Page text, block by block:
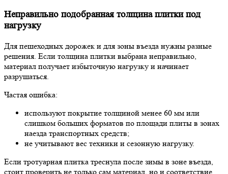
Неправильно подобранная толщина плитки под
нагрузку
Для пешеходных дорожек и для зоны въезда нужны разные
решения. Если толщина плитки выбрана неправильно,
материал получает избыточную нагрузку и начинает
разрушаться.
Частая ошибка:
используют покрытие толщиной менее 60 мм или
слишком больших форматов по площади плиты в зонах
наезда транспортных средств;
не учитывают вес техники и сезонную нагрузку.
Если тротуарная плитка треснула после зимы в зоне въезда,
стоит проверить не только сам материал, но и соответствие